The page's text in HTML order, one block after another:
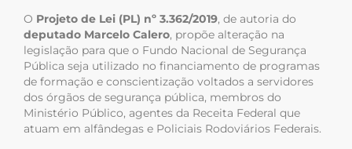
O Projeto de Lei (PL) nº 3.362/2019, de autoria do
deputado Marcelo Calero, propõe alteração na
legislação para que o Fundo Nacional de Segurança
Pública seja utilizado no financiamento de programas
de formação e conscientização voltados a servidores
dos órgãos de segurança pública, membros do
Ministério Público, agentes da Receita Federal que
atuam em alfândegas e Policiais Rodoviários Federais.